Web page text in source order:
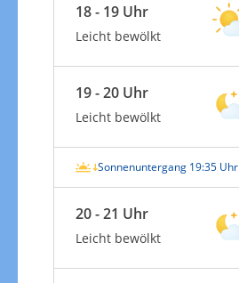
18 - 19 Uhr
Leicht bewölkt
19 - 20 Uhr
Leicht bewölkt
Sonnenuntergang 19:35 Uhr
20 - 21 Uhr
Leicht bewölkt